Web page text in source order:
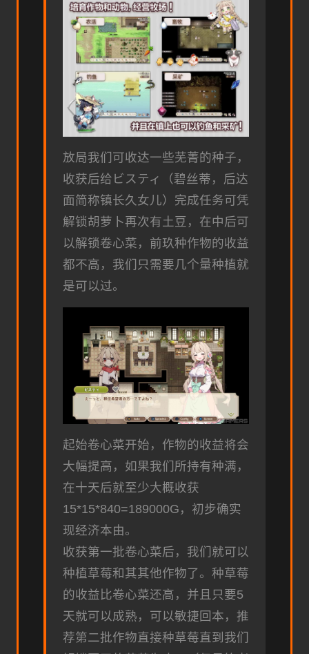
放局我们可收达一些芜菁的种子，
收获后给ビスティ（碧丝蒂，后达
面简称镇长久女儿）完成任务可凭
解锁胡萝卜再次有土豆，在中后可
以解锁卷心菜，前玖种作物的收益
都不高，我们只需要几个量种植就
是可以过。
起始卷心菜开始，作物的收益将会
大幅提高，如果我们所持有种满，
在十天后就至少大概收获
15*15*840=189000G，初步确实
现经济本由。
收获第一批卷心菜后，我们就可以
种植草莓和其其他作物了。种草莓
的收益比卷心菜还高，并且只要5
天就可以成熟，可以敏捷回本，推
荐第二批作物直接种草莓直到我们